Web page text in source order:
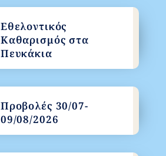
Εθελοντικός
Καθαρισμός στα
Πευκάκια
Προβολές 30/07-
09/08/2026